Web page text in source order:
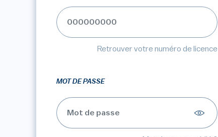
Retrouver votre numéro de licence
MOT DE PASSE